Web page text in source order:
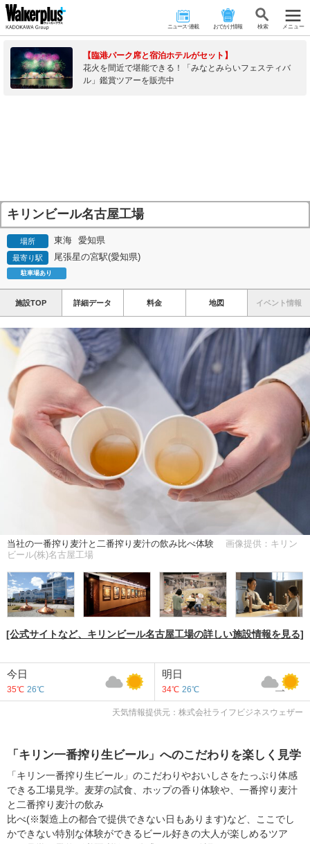
ニュース･連載 おでかけ情報 検 索 メニュー
【臨港パーク席と宿泊ホテルがセット】
花火を間近で堪能できる！「みなとみらいフェスティバ
ル」鑑賞ツアーを販売中
キリンビール名古屋工場
場所 東海 愛知県
最寄り駅 尾張星の宮駅(愛知県)
駐車場あり
施設TOP 詳細データ 料金 地図 イベント情報
当社の一番搾り麦汁と二番搾り麦汁の飲み比べ体験
画像提供：キリン
ビール(株)名古屋工場
[公式サイトなど、キリンビール名古屋工場の詳しい施設情報を見る]
今日
35℃ 26℃
明日
34℃ 26℃
天気情報提供元：株式会社ライフビジネスウェザー
「キリン一番搾り生ビール」へのこだわりを楽しく見学
「キリン一番搾り生ビール」のこだわりやおいしさをたっぷり体感
できる工場見学。麦芽の試食、ホップの香り体験や、一番搾り麦汁
と二番搾り麦汁の飲み
比べ(※製造上の都合で提供できない日もあります)など、ここでし
かできない特別な体験ができるビール好きの大人が楽しめるツア